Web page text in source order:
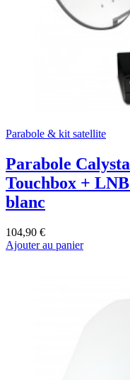
Parabole & kit satellite
Parabole
Touchbox +
blanc
104,90 €
Ajouter au panier